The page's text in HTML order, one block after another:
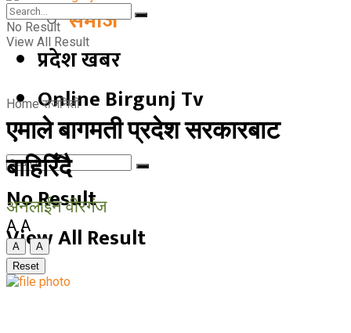
समाज
प्रदेश खबर
Online Birgunj Tv
No Result
View All Result
No Result
View All Result
Home राजनिती
एमाले बागमती प्रदेश सरकारबाट
बाहिरिँदै
अनलाईन वीरगंज
A A
A
A
Reset